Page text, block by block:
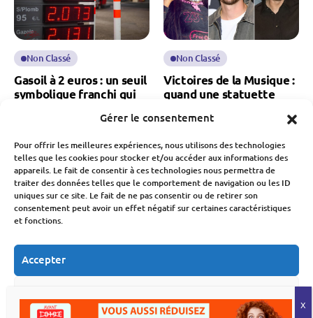
Gérer le consentement
Pour offrir les meilleures expériences, nous utilisons des technologies
telles que les cookies pour stocker et/ou accéder aux informations des
appareils. Le fait de consentir à ces technologies nous permettra de
traiter des données telles que le comportement de navigation ou les ID
uniques sur ce site. Le fait de ne pas consentir ou de retirer son
consentement peut avoir un effet négatif sur certaines caractéristiques
et fonctions.
Accepter
Non Classé
Gasoil à 2 euros : un seuil
symbolique franchi qui
sur le pouvoir d’achat
Fabien Monvoisin
9 Mars 2026
Non Classé
Victoires de la Musique :
quand une statuette
les revenus
Fabien Monvoisin
13 Février 2026
spiritueux français en
2026 : 37,8 millions de